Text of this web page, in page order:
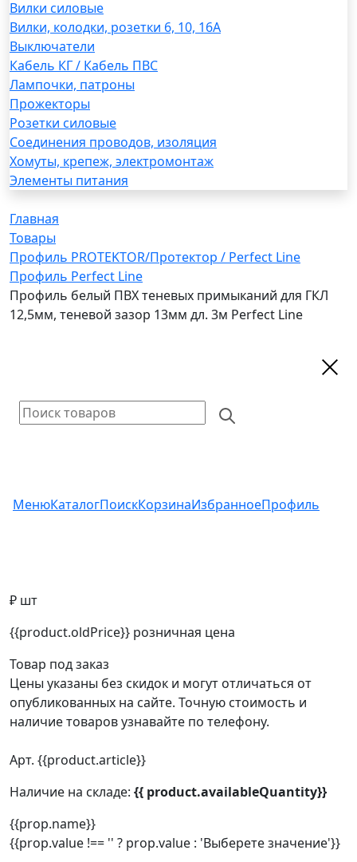
Вилки силовые
Вилки, колодки, розетки 6, 10, 16А
Выключатели
Кабель КГ / Кабель ПВС
Лампочки, патроны
Прожекторы
Розетки силовые
Соединения проводов, изоляция
Хомуты, крепеж, электромонтаж
Элементы питания
Главная
Товары
Профиль PROTEKTOR/Протектор / Perfect Line
Профиль Perfect Line
Профиль белый ПВХ теневых примыканий для ГКЛ
12,5мм, теневой зазор 13мм дл. 3м Perfect Line
МенюКаталогПоискКорзинаИзбранноеПрофиль
₽ шт
{{product.oldPrice}} розничная цена
Товар под заказ
Цены указаны без скидок и могут отличаться от
опубликованных на сайте. Точную стоимость и
наличие товаров узнавайте по телефону.
Арт. {{product.article}}
Наличие на складе: {{ product.availableQuantity}}
{{prop.name}}
{{prop.value !== '' ? prop.value : 'Выберете значение'}}